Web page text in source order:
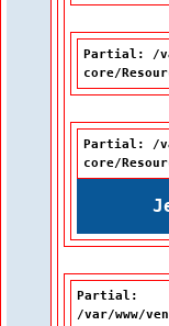
Partial: /
core/
Partial: /
core/
Partial:
/var/www/